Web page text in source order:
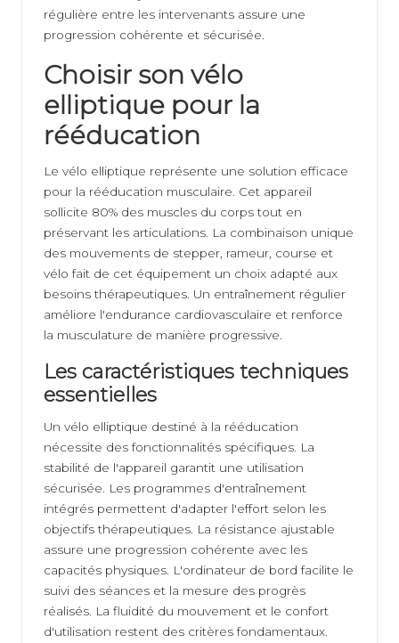
régulière entre les intervenants assure une
progression cohérente et sécurisée.
Choisir son vélo
elliptique pour la
rééducation
Le vélo elliptique représente une solution efficace
pour la rééducation musculaire. Cet appareil
sollicite 80% des muscles du corps tout en
préservant les articulations. La combinaison unique
des mouvements de stepper, rameur, course et
vélo fait de cet équipement un choix adapté aux
besoins thérapeutiques. Un entraînement régulier
améliore l'endurance cardiovasculaire et renforce
la musculature de manière progressive.
Les caractéristiques techniques
essentielles
Un vélo elliptique destiné à la rééducation
nécessite des fonctionnalités spécifiques. La
stabilité de l'appareil garantit une utilisation
sécurisée. Les programmes d'entraînement
intégrés permettent d'adapter l'effort selon les
objectifs thérapeutiques. La résistance ajustable
assure une progression cohérente avec les
capacités physiques. L'ordinateur de bord facilite le
suivi des séances et la mesure des progrès
réalisés. La fluidité du mouvement et le confort
d'utilisation restent des critères fondamentaux.